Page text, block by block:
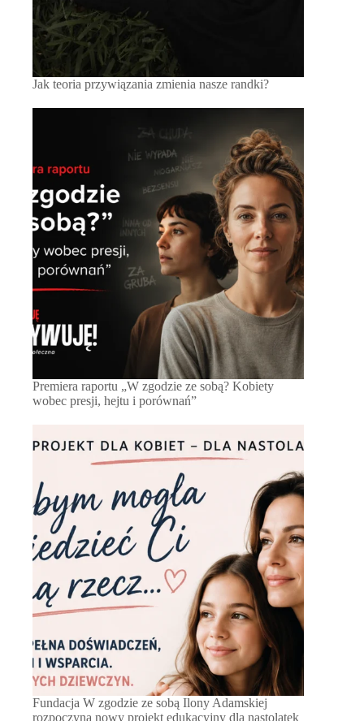
Jak teoria przywiązania zmienia nasze randki?
Premiera raportu „W zgodzie ze sobą? Kobiety
wobec presji, hejtu i porównań”
Fundacja W zgodzie ze sobą Ilony Adamskiej
rozpoczyna nowy projekt edukacyjny dla nastolatek